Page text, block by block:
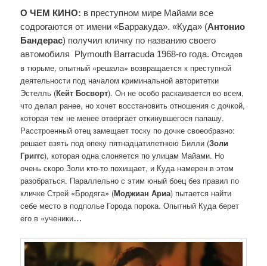
О ЧЕМ КИНО: в преступном мире Майами все
содрогаются от имени «Барракуда». «Куда» (Антонио
Бандерас) получил кличку по названию своего
автомобиля  Plymouth Barracuda 1968-го года. Отсидев
в тюрьме, опытный «решала» возвращается к преступной
деятельности под началом криминальной авторитетки
Эстелль (Кейт Босворт). Он не особо раскаивается во всем,
что делал ранее, но хочет восстановить отношения с дочкой,
которая тем не менее отвергает откинувшегося папашу.
Расстроенный отец замещает тоску по дочке своеобразно:
решает взять под опеку пятнадцатилетнюю Билли (Золи
Григгс), которая одна слоняется по улицам Майами. Но
очень скоро Золи кто-то похищает, и Куда намерен в этом
разобраться. Параллельно с этим юный боец без правил по
кличке Стрей «Бродяга» (Моджиан Ариа) пытается найти
себе место в подполье Города порока. Опытный Куда берет
его в «ученики…